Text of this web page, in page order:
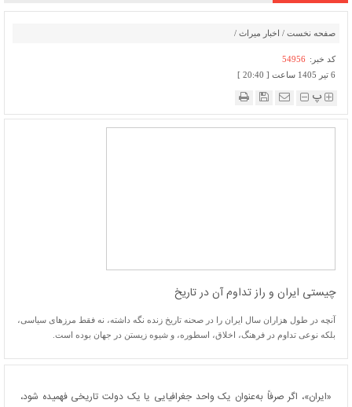
صفحه نخست / اخبار میراث /
کد خبر: 54956
6 تیر 1405 ساعت [ 20:40 ]
پ
چیستی ایران و راز تداوم آن در تاریخ
آنچه در طول هزاران سال ایران را در صحنه تاریخ زنده نگه داشته، نه فقط مرزهای سیاسی،
بلکه نوعی تداوم در فرهنگ، اخلاق، اسطوره، و شیوه زیستن در جهان بوده است.
«ایران»، اگر صرفاً به‌عنوان یک واحد جغرافیایی یا یک دولت تاریخی فهمیده شود،